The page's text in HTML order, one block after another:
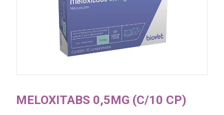
MELOXITABS 0,5MG (C/10 CP)